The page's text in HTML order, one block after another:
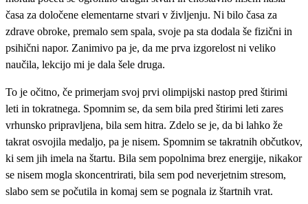
časa za določene elementarne stvari v življenju. Ni bilo časa za
zdrave obroke, premalo sem spala, svoje pa sta dodala še fizični in
psihični napor. Zanimivo pa je, da me prva izgorelost ni veliko
naučila, lekcijo mi je dala šele druga.
To je očitno, če primerjam svoj prvi olimpijski nastop pred štirimi
leti in tokratnega. Spomnim se, da sem bila pred štirimi leti zares
vrhunsko pripravljena, bila sem hitra. Zdelo se je, da bi lahko že
takrat osvojila medaljo, pa je nisem. Spomnim se takratnih občutkov,
ki sem jih imela na štartu. Bila sem popolnima brez energije, nikakor
se nisem mogla skoncentrirati, bila sem pod neverjetnim stresom,
slabo sem se počutila in komaj sem se pognala iz štartnih vrat.